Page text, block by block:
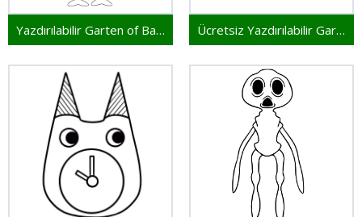
Yazdırılabilir Garten of Banban Bedava Ücretsiz Yazdırılabilir Garten of Banban